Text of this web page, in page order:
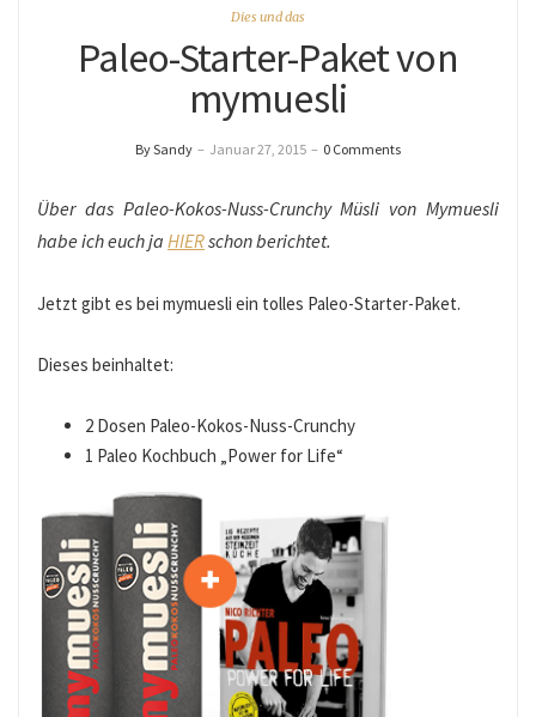
Dies und das
Paleo-Starter-Paket von
mymuesli
By Sandy – Januar 27, 2015 – 0 Comments
Über das Paleo-Kokos-Nuss-Crunchy Müsli von Mymuesli
habe ich euch ja HIERschon berichtet.
Jetzt gibt es bei mymuesli ein tolles Paleo-Starter-Paket.
Dieses beinhaltet:
2 Dosen Paleo-Kokos-Nuss-Crunchy
1 Paleo Kochbuch „Power for Life“